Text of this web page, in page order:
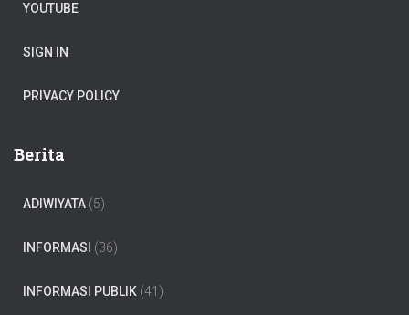
YOUTUBE
SIGN IN
PRIVACY POLICY
Berita
ADIWIYATA (5)
INFORMASI (36)
INFORMASI PUBLIK (41)